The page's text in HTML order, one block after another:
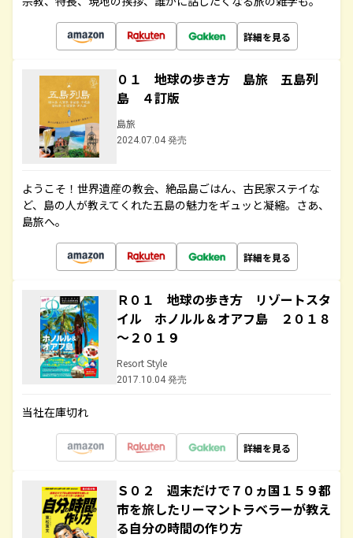
詳細を見る
０１ 地球の歩き方 島旅 五島列
島 ４訂版
島旅
2024.07.04 発売
ようこそ！世界遺産の教会、絶品島ごはん、古民家ステイな
ど、島の人が教えてくれた五島の魅力をギュッと凝縮。さあ、
島旅へ。
詳細を見る
Ｒ０１ 地球の歩き方 リゾートスタ
イル ホノルル＆オアフ島 ２０１８
～２０１９
Resort Style
2017.10.04 発売
当社在庫切れ
詳細を見る
Ｓ０２ 週末だけで７０ヵ国１５９都
市を旅したリーマントラベラーが教え
る自分の時間の作り方